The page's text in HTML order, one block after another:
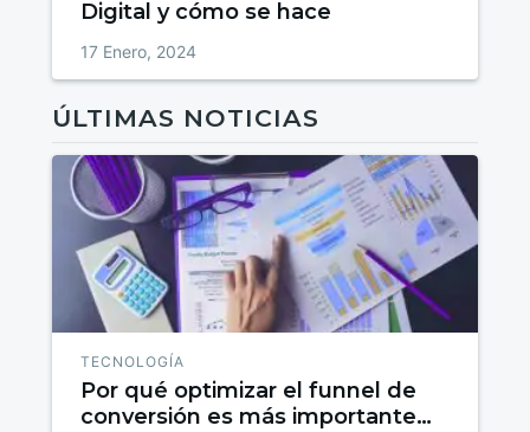
Digital y cómo se hace
17 Enero, 2024
ÚLTIMAS NOTICIAS
TECNOLOGÍA
Por qué optimizar el funnel de
conversión es más importante